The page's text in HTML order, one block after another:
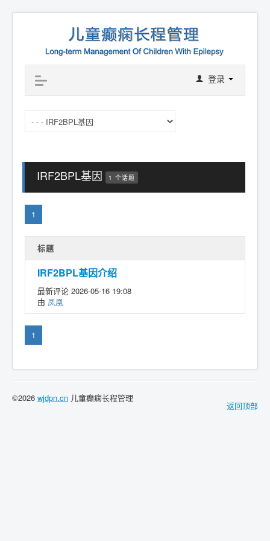
登录
IRF2BPL基因 1 个话题
1
标题
IRF2BPL基因介绍
最新评论 2026-05-16 19:08
由 凤凰
1
返回顶部
©2026 wjdpn.cn 儿童癫痫长程管理